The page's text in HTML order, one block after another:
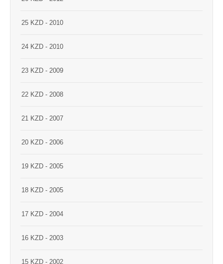
25 KZD - 2010
24 KZD - 2010
23 KZD - 2009
22 KZD - 2008
21 KZD - 2007
20 KZD - 2006
19 KZD - 2005
18 KZD - 2005
17 KZD - 2004
16 KZD - 2003
15 KZD - 2002